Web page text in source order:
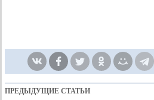
ПРЕДЫДУЩИЕ СТАТЬИ